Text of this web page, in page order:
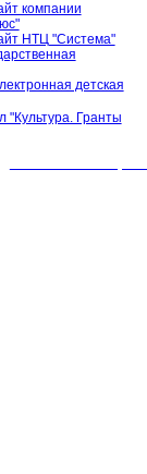
компании
НТЦ "Система"
детская
"Культура. Гранты